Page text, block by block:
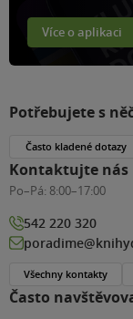
Více o aplikaci
Často
Potřebujete s
Často kladené dotazy
Kontaktujte nás
Po–Pá: 8:00–17:00
542 220 320
Všechny kontakty